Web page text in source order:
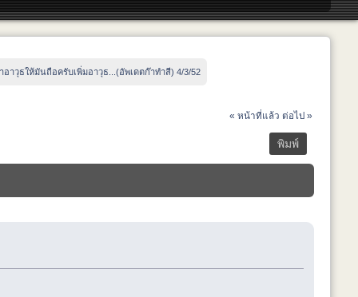
าวุธให้มันถือครับเพิ่มอาวุธ...(อัพเดตก๊าทำสี) 4/3/52
« หน้าที่แล้ว ต่อไป »
พิมพ์